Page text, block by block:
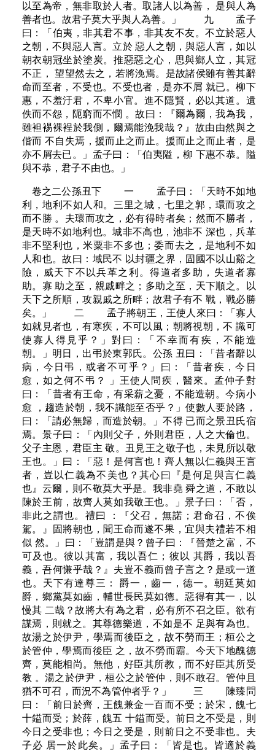
以至為帝，無非取於人者。取諸人以為善， 是與人為
善者也。故君子莫大乎與人為善。」 九 孟子
曰：「伯夷，非其君不事，非其友不友。不立於惡人
之朝，不與惡人言。立於 惡人之朝，與惡人言，如以
朝衣朝冠坐於塗炭。推惡惡之心，思與鄉人立，其冠
不正， 望望然去之，若將浼焉。是故諸侯雖有善其辭
命而至者，不受也。不受也者，是亦不屑 就已。柳下
惠，不羞汙君，不卑小官。進不隱賢，必以其道。遺
佚而不怨，阨窮而不憫 。故曰：『爾為爾，我為我，
雖袒裼裸裎於我側，爾焉能浼我哉？』故由由然與之
偕而 不自失焉，援而止之而止。援而止之而止者，是
亦不屑去已。」孟子曰：「伯夷隘，柳 下惠不恭。隘
與不恭，君子不由也。」
卷之二公孫丑下 一 孟子曰：「天時不如地
利，地利不如人和。三里之城，七里之郭，環而攻之
而不勝 。夫環而攻之，必有得時者矣；然而不勝者，
是天時不如地利也。城非不高也，池非不 深也，兵革
非不堅利也，米粟非不多也；委而去之，是地利不如
人和也。故曰：域民不 以封疆之界，固國不以山谿之
險，威天下不以兵革之利。得道者多助，失道者寡
助。寡 助之至，親戚畔之；多助之至，天下順之。以
天下之所順，攻親戚之所畔；故君子有不 戰，戰必勝
矣。」 二 孟子將朝王，王使人來曰：「寡人
如就見者也，有寒疾，不可以風；朝將視朝，不 識可
使寡人得見乎？」對曰：「不幸而有疾，不能造
朝。」明日，出弔於東郭氏。公孫 丑曰：「昔者辭以
病，今日弔，或者不可乎？」曰：「昔者疾，今日
愈，如之何不弔？ 」王使人問疾，醫來。孟仲子對
曰：「昔者有王命，有采薪之憂，不能造朝。今病小
愈 ，趨造於朝，我不識能至否乎？」使數人要於路，
曰：「請必無歸，而造於朝。」不得 已而之景丑氏宿
焉。景子曰：「內則父子，外則君臣，人之大倫也。
父子主恩，君臣主 敬。丑見王之敬子也，未見所以敬
王也。」曰：「惡！是何言也！齊人無以仁義與王言
者，豈以仁義為不美也？其心曰『是何足與言仁義
也』云爾，則不敬莫大乎是。我非堯 舜之道，不敢以
陳於王前，故齊人莫如我敬王也。」景子曰：「否，
非此之謂也。禮曰 ：『父召，無諾；君命召，不俟
駕。』固將朝也，聞王命而遂不果，宜與夫禮若不相
似 然。」曰：「豈謂是與？曾子曰：『晉楚之富，不
可及也。彼以其富，我以吾仁；彼以 其爵，我以吾
義，吾何慊乎哉？』夫豈不義而曾子言之？是或一道
也。天下有達尊三： 爵一，齒一，德一。朝廷莫如
爵，鄉黨莫如齒，輔世長民莫如德。惡得有其一，以
慢其 二哉？故將大有為之君，必有所不召之臣。欲有
謀焉，則就之。其尊德樂道，不如是不 足與有為也。
故湯之於伊尹，學焉而後臣之，故不勞而王；桓公之
於管仲，學焉而後臣 之，故不勞而霸。今天下地醜德
齊，莫能相尚。無他，好臣其所教，而不好臣其所受
教 。湯之於伊尹，桓公之於管仲，則不敢召。管仲且
猶不可召，而況不為管仲者乎？」 三 陳臻問
曰：「前日於齊，王餽兼金一百而不受；於宋，餽七
十鎰而受；於薛，餽五 十鎰而受。前日之不受是，則
今日之受非也；今日之受是，則前日之不受非也。夫
子必 居一於此矣。」孟子曰：「皆是也。皆適於義